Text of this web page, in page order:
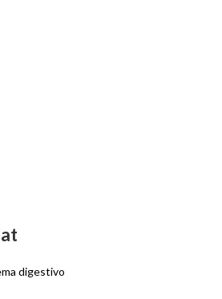
digestivo